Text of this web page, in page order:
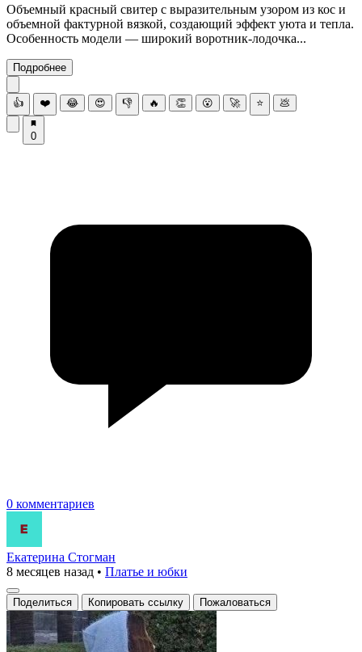
Объемный красный свитер с выразительным узором из кос и
объемной фактурной вязкой, создающий эффект уюта и тепла.
Особенность модели — широкий воротник-лодочка...
Подробнее
👍 ❤️ 😂 😍 👎 🔥 👏 😮 🚀 ⭐ 💩
0
0 комментариев
Екатерина Стогман
8 месяцев назад • Платье и юбки
Поделиться Копировать ссылку Пожаловаться